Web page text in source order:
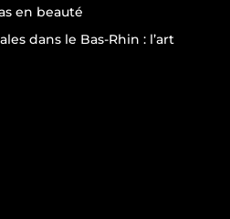
en beauté
dans le Bas-Rhin : l’art